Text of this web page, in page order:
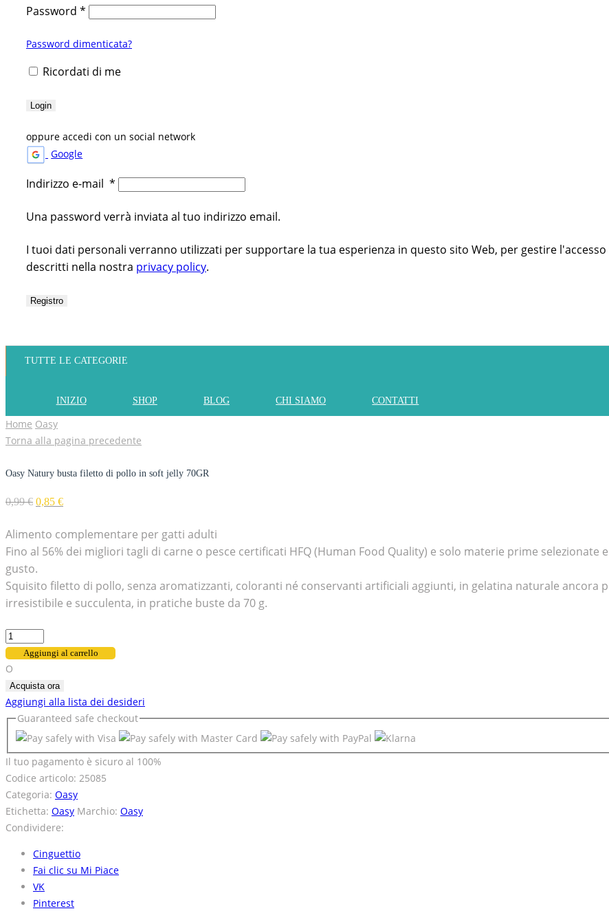
Password *
Password dimenticata?
Ricordati di me
Login
oppure accedi con un social network
Google
Indirizzo e-mail *
Una password verrà inviata al tuo indirizzo email.
I tuoi dati personali verranno utilizzati per supportare la tua esperienza in questo sito Web, per gestire
descritti nella nostra privacy policy.
Registro
TUTTE LE CATEGORIE
INIZIO SHOP BLOG CHI SIAMO CONTATTI
Home Oasy
Torna alla pagina precedente
Oasy Natury busta filetto di pollo in soft jelly 70GR
0,99€ 0,85 €
Alimento complementare per gatti adulti
Fino al 56% dei migliori tagli di carne o pesce certificati HFQ (Human Food Quality) e solo materie prime selezionate
gusto.
Squisito filetto di pollo, senza aromatizzanti, coloranti né conservanti artificiali aggiunti, in gelatina naturale ancora
irresistibile e succulenta, in pratiche buste da 70 g.
Aggiungi al carrello
O
Acquista ora
Aggiungi alla lista dei desideri
Guaranteed safe checkout
Il tuo pagamento è sicuro al 100%
Codice articolo: 25085
Categoria: Oasy
Etichetta: Oasy Marchio: Oasy
Condividere:
Cinguettio
Fai clic su Mi Piace
VK
Pinterest